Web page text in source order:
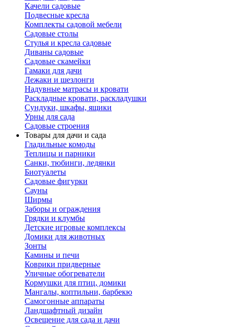
Качели садовые
Подвесные кресла
Комплекты садовой мебели
Садовые столы
Стулья и кресла садовые
Диваны садовые
Садовые скамейки
Гамаки для дачи
Лежаки и шезлонги
Надувные матрасы и кровати
Раскладные кровати, раскладушки
Сундуки, шкафы, ящики
Урны для сада
Садовые строения
Товары для дачи и сада
Гладильные комоды
Теплицы и парники
Санки, тюбинги, ледянки
Биотуалеты
Садовые фигурки
Сауны
Ширмы
Заборы и ограждения
Грядки и клумбы
Детские игровые комплексы
Домики для животных
Зонты
Камины и печи
Коврики придверные
Уличные обогреватели
Кормушки для птиц, домики
Мангалы, коптильни, барбекю
Самогонные аппараты
Ландшафтный дизайн
Освещение для сада и дачи